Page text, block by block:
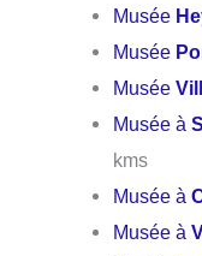
Musée
Musée
Musée
Musée à
kms
Musée à
Musée à